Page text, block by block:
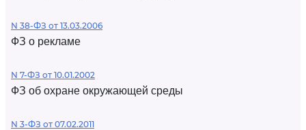
N 38-ФЗ от 13.03.2006
ФЗ о рекламе
N 7-ФЗ от 10.01.2002
ФЗ об охране окружающей среды
N 3-ФЗ от 07.02.2011